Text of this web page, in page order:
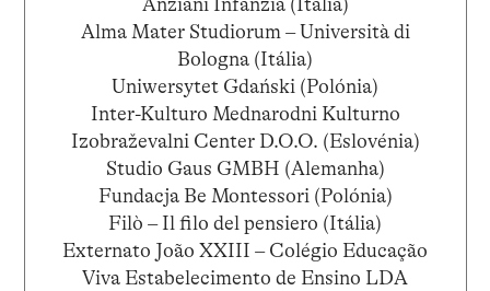
Anziani Infanzia (Itália)
Alma Mater Studiorum – Università di
Bologna (Itália)
Uniwersytet Gdański (Polónia)
Inter-Kulturo Mednarodni Kulturno
Izobraževalni Center D.O.O. (Eslovénia)
Studio Gaus GMBH (Alemanha)
Fundacja Be Montessori (Polónia)
Filò – Il filo del pensiero (Itália)
Externato João XXIII – Colégio Educação
Viva Estabelecimento de Ensino LDA